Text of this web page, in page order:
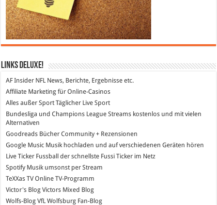
Links DeLuXe!
AF Insider NFL News, Berichte, Ergebnisse etc.
Affiliate Marketing für Online-Casinos
Alles außer Sport Täglicher Live Sport
Bundesliga und Champions League Streams kostenlos und mit vielen
Alternativen
Goodreads Bücher Community + Rezensionen
Google Music Musik hochladen und auf verschiedenen Geräten hören
Live Ticker Fussball
der schnellste Fussi Ticker im Netz
SpotifyMusik umsonst per Stream
TeXXas TVOnline TV-Programm
Victor's Blog Victors Mixed Blog
Wolfs-Blog VfL Wolfsburg Fan-Blog